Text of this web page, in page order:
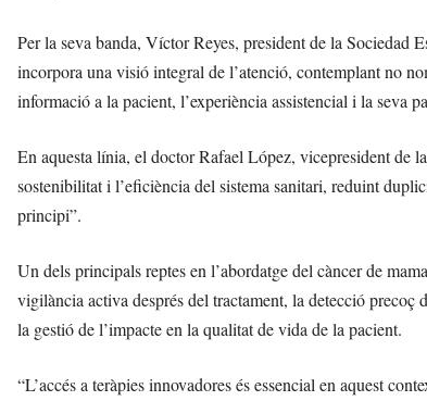
Per la seva banda, Víctor Reyes, president de la Sociedad
incorpora una visió integral de l’atenció, contemplant no
informació a la pacient, l’experiència assistencial i la seva
En aquesta línia, el doctor Rafael López, vicepresident de
sostenibilitat i l’eficiència del sistema sanitari, reduint
principi”.
Un dels principals reptes en l’abordatge del càncer de
vigilància activa després del tractament, la detecció precoç
la gestió de l’impacte en la qualitat de vida de la pacient.
“L’accés a teràpies innovadores és essencial en aquest